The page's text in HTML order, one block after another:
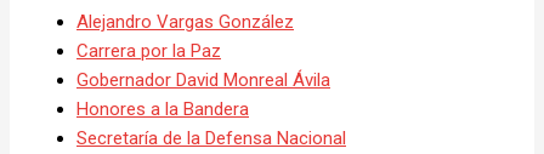
Alejandro Vargas González
Carrera por la Paz
Gobernador David Monreal Ávila
Honores a la Bandera
Secretaría de la Defensa Nacional